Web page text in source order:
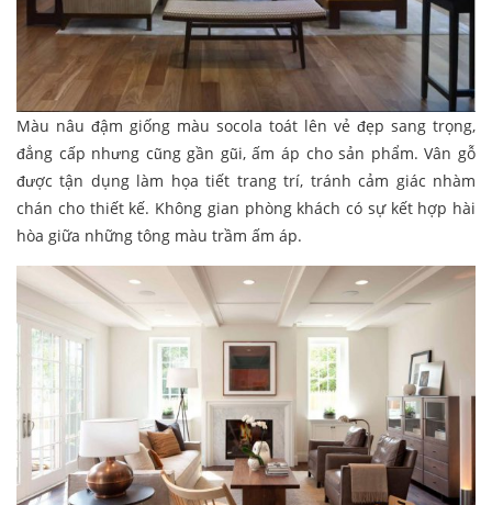
Màu nâu đậm giống màu socola toát lên vẻ đẹp sang trọng,
đẳng cấp nhưng cũng gần gũi, ấm áp cho sản phẩm. Vân gỗ
được tận dụng làm họa tiết trang trí, tránh cảm giác nhàm
chán cho thiết kế. Không gian phòng khách có sự kết hợp hài
hòa giữa những tông màu trầm ấm áp.